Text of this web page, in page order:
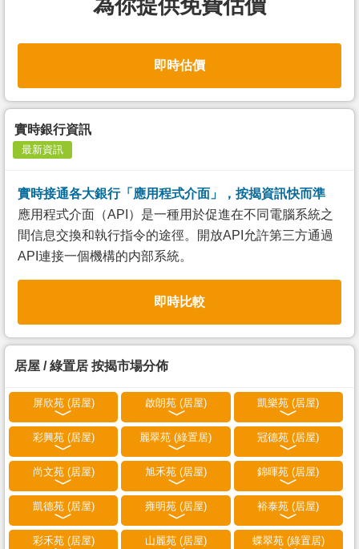
為你提供免費估價
即時估價
實時銀行資訊
最新資訊
實時接通各大銀行「應用程式介面」，按揭資訊快而準
應用程式介面（API）是一種用於促進在不同電腦系統之
間信息交換和執行指令的途徑。開放API允許第三方通過
API連接一個機構的内部系統。
即時比較
居屋 / 綠置居 按揭市場分佈
屏欣苑 (居屋) 啟朗苑 (居屋) 凱樂苑 (居屋)
彩興苑 (居屋) 麗翠苑 (綠置居) 冠德苑 (居屋)
尚文苑 (居屋) 旭禾苑 (居屋) 錦暉苑 (居屋)
凱德苑 (居屋) 雍明苑 (居屋) 裕泰苑 (居屋)
彩禾苑 (居屋) 山麗苑 (居屋) 蝶翠苑 (綠置居)